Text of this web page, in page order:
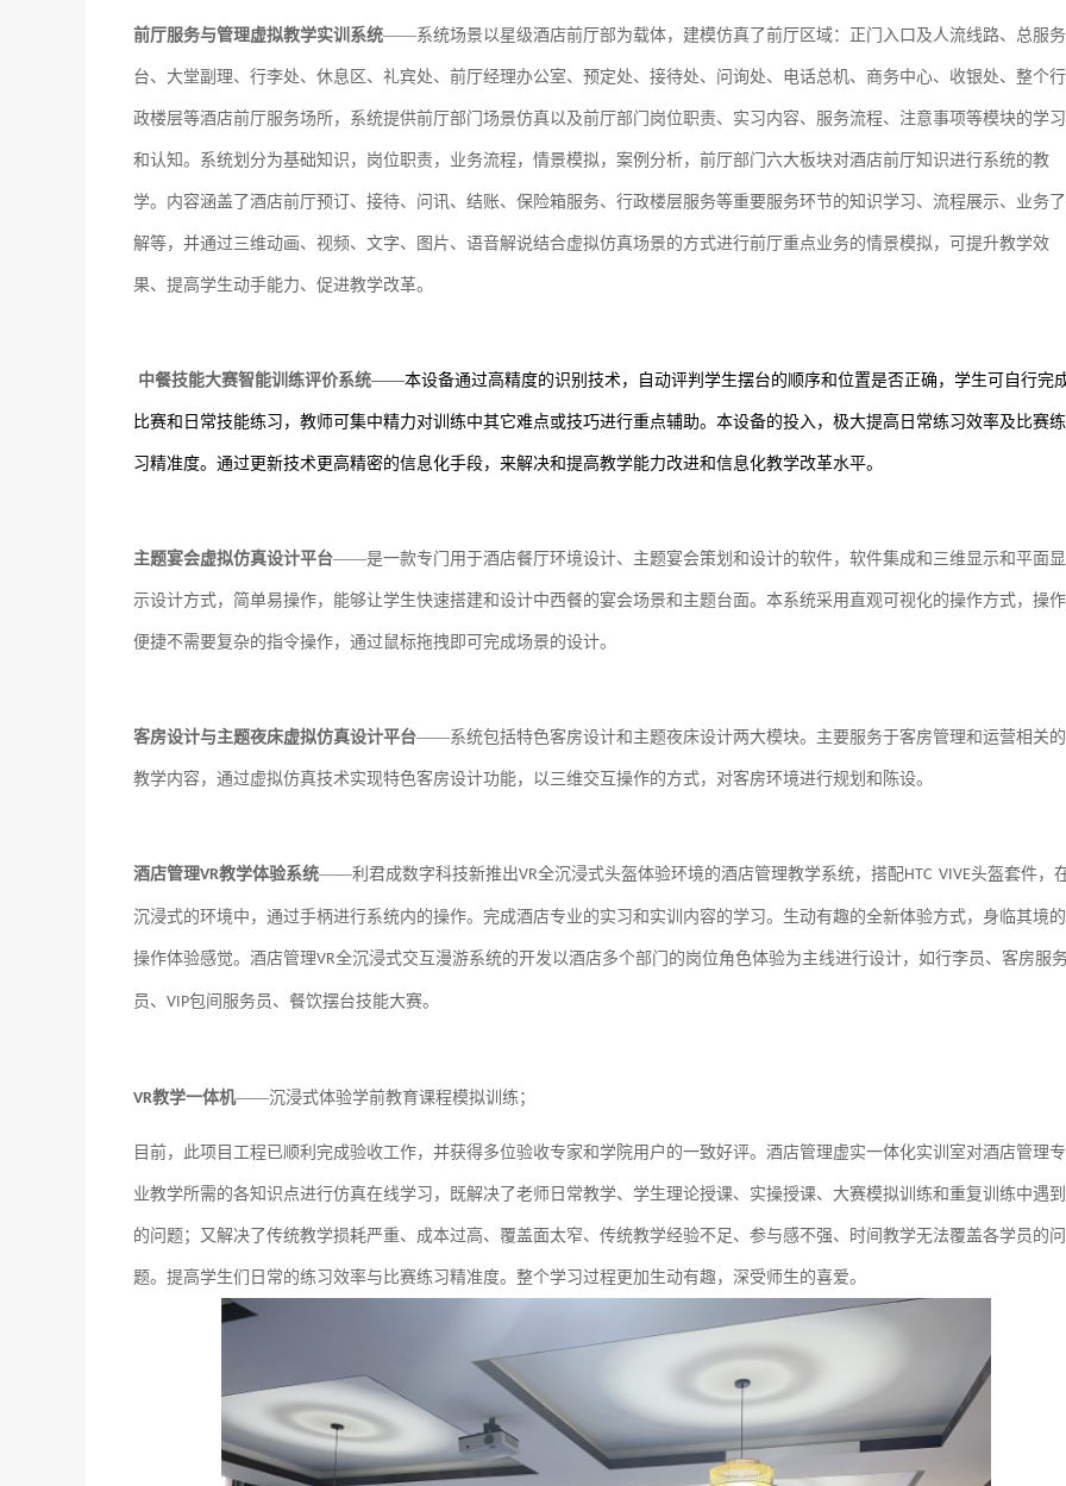
前厅服务与管理虚拟教学实训系统——系统场景以星级酒店前厅部为载体，建模仿真了前厅区域：正门入口及人流线路、总服务
台、大堂副理、行李处、休息区、礼宾处、前厅经理办公室、预定处、接待处、问询处、电话总机、商务中心、收银处、整个行
政楼层等酒店前厅服务场所，系统提供前厅部门场景仿真以及前厅部门岗位职责、实习内容、服务流程、注意事项等模块的学习
和认知。系统划分为基础知识，岗位职责，业务流程，情景模拟，案例分析，前厅部门六大板块对酒店前厅知识进行系统的教
学。内容涵盖了酒店前厅预订、接待、问讯、结账、保险箱服务、行政楼层服务等重要服务环节的知识学习、流程展示、业务了
解等，并通过三维动画、视频、文字、图片、语音解说结合虚拟仿真场景的方式进行前厅重点业务的情景模拟，可提升教学效
果、提高学生动手能力、促进教学改革。
中餐技能大赛智能训练评价系统——本设备通过高精度的识别技术，自动评判学生摆台的顺序和位置是否正确， 学生 可自行完
比赛和日常技能练习 ， 教师可集中精力对训练中其它难点或技巧进行重点辅助。 本设备的投入，极大提高日常练习效率及 比赛练
习精准度。通过更新技术更高精密的信息化手段，来解决和提高教学能力改进和信息化教学改革水平。
主题宴会虚拟仿真设计平台——是一款专门用于酒店餐厅环境设计、主题宴会策划和设计的软件，软件集成和三维显示和平面显
示设计方式，简单易操作，能够让学生快速搭建和设计中西餐的宴会场景和主题台面。本系统采用直观可视化的操作方式，操作
便捷不需要复杂的指令操作，通过鼠标拖拽即可完成场景的设计。
客房设计与主题夜床虚拟仿真设计平台——系统包括特色客房设计和主题夜床设计两大模块。主要服务于客房管理和运营相关的
教学内容，通过虚拟仿真技术实现特色客房设计功能，以三维交互操作的方式，对客房环境进行规划和陈设。
酒店管理VR教学体验系统——利君成数字科技新推出VR全沉浸式头盔体验环境的酒店管理教学系统，搭配HTC VIVE头盔套件，
沉浸式的环境中，通过手柄进行系统内的操作。完成酒店专业的实习和实训内容的学习。生动有趣的全新体验方式，身临其境的
操作体验感觉。酒店管理VR全沉浸式交互漫游系统的开发以酒店多个部门的岗位角色体验为主线进行设计，如行李员、客房服
员、 VIP包间服务员、餐饮摆台技能大赛。
VR教学一体机——沉浸式体验学前教育课程模拟训练；
目前，此项目工程已顺利完成验收工作，并获得多位验收专家和学院用户的一致好评。 酒店管理虚实一体化实训室对酒店管理专
业教学所需的各知识点进行仿真在线学习，既解决了老师日常教学、学生理论授课、实操授课、大赛模拟训练和重复训练中遇到
的问题；又解决 了传统教学损耗严重、成本过高、覆盖面太窄、 传统教学经验不足、参与感不强、时间教学无法覆盖各学员 的问
题。提高学生们日常的练习效率与比赛练习精准度。 整个学习过程更加生动有趣，深受师生的喜爱。